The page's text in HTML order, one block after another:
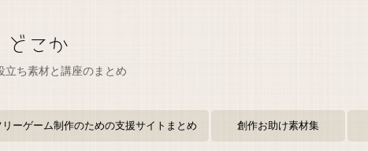
立ち素材と講座のまとめ
リーゲーム制作のための支援サイトまとめ 創作お助け素材集